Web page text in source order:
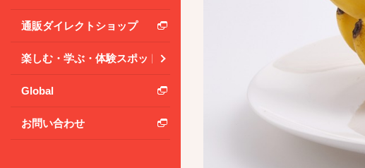
通販ダイレクトショップ
楽しむ・学ぶ・体験スポット
Global
お問い合わせ